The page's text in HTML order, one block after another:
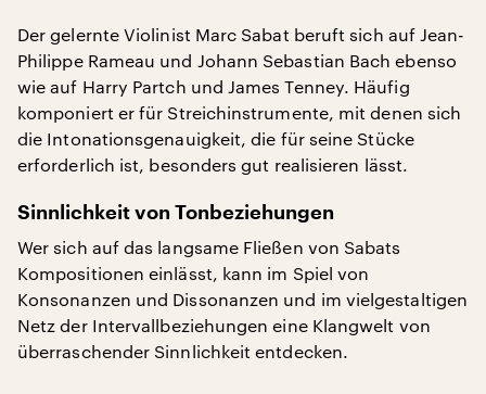
Der gelernte Violinist Marc Sabat beruft sich auf Jean-
Philippe Rameau und Johann Sebastian Bach ebenso
wie auf Harry Partch und James Tenney. Häufig
komponiert er für Streichinstrumente, mit denen sich
die Intonationsgenauigkeit, die für seine Stücke
erforderlich ist, besonders gut realisieren lässt.
Sinnlichkeit von Tonbeziehungen
Wer sich auf das langsame Fließen von Sabats
Kompositionen einlässt, kann im Spiel von
Konsonanzen und Dissonanzen und im vielgestaltigen
Netz der Intervallbeziehungen eine Klangwelt von
überraschender Sinnlichkeit entdecken.